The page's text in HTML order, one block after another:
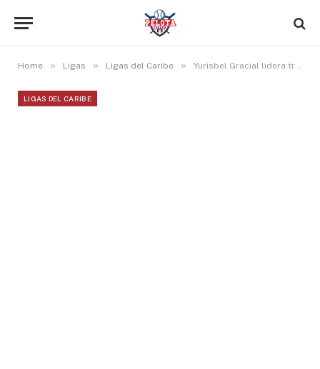
Home » Ligas » Ligas del Caribe » Yurisbel Gracial lidera triunfo de Querétaro ante Quintana Roo con par de cuadrangulares
LIGAS DEL CARIBE